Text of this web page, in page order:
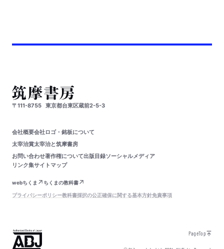
〒111-8755 東京都台東区蔵前2-5-3
会社概要会社ロゴ・銘板について
太宰治賞太宰治と筑摩書房
お問い合わせ著作権について出版目録ソーシャルメディア
リンク集サイトマップ
webちくま
ちくまの教科書
プライバシーポリシー教科書採択の公正確保に関する基本方針免責事項
PageTop